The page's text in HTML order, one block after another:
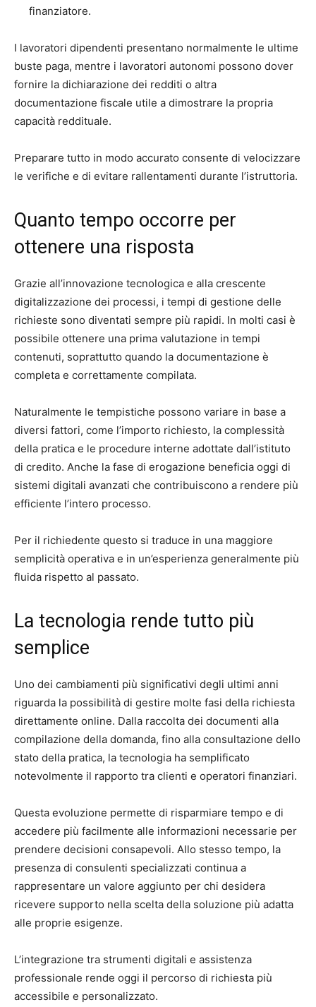
finanziatore.
I lavoratori dipendenti presentano normalmente le ultime
buste paga, mentre i lavoratori autonomi possono dover
fornire la dichiarazione dei redditi o altra
documentazione fiscale utile a dimostrare la propria
capacità reddituale.
Preparare tutto in modo accurato consente di velocizzare
le verifiche e di evitare rallentamenti durante l’istruttoria.
Quanto tempo occorre per
ottenere una risposta
Grazie all’innovazione tecnologica e alla crescente
digitalizzazione dei processi, i tempi di gestione delle
richieste sono diventati sempre più rapidi. In molti casi è
possibile ottenere una prima valutazione in tempi
contenuti, soprattutto quando la documentazione è
completa e correttamente compilata.
Naturalmente le tempistiche possono variare in base a
diversi fattori, come l’importo richiesto, la complessità
della pratica e le procedure interne adottate dall’istituto
di credito. Anche la fase di erogazione beneficia oggi di
sistemi digitali avanzati che contribuiscono a rendere più
efficiente l’intero processo.
Per il richiedente questo si traduce in una maggiore
semplicità operativa e in un’esperienza generalmente più
fluida rispetto al passato.
La tecnologia rende tutto più
semplice
Uno dei cambiamenti più significativi degli ultimi anni
riguarda la possibilità di gestire molte fasi della richiesta
direttamente online. Dalla raccolta dei documenti alla
compilazione della domanda, fino alla consultazione dello
stato della pratica, la tecnologia ha semplificato
notevolmente il rapporto tra clienti e operatori finanziari.
Questa evoluzione permette di risparmiare tempo e di
accedere più facilmente alle informazioni necessarie per
prendere decisioni consapevoli. Allo stesso tempo, la
presenza di consulenti specializzati continua a
rappresentare un valore aggiunto per chi desidera
ricevere supporto nella scelta della soluzione più adatta
alle proprie esigenze.
L’integrazione tra strumenti digitali e assistenza
professionale rende oggi il percorso di richiesta più
accessibile e personalizzato.